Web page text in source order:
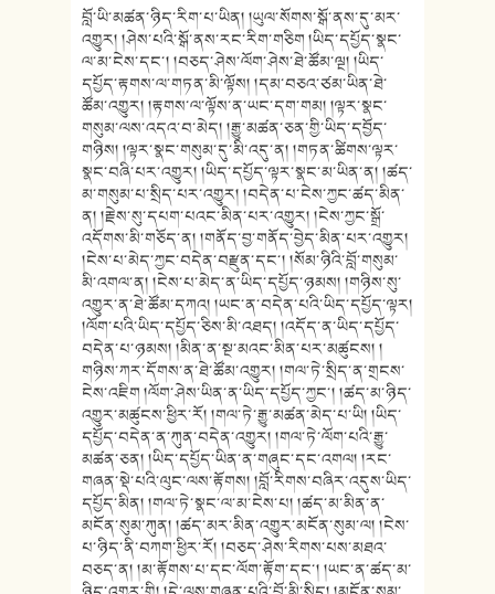
བློ་ཡི་མཚན་ཉིད་རིག་པ་ཡིན། །ཡུལ་སོགས་སྒོ་ནས་དུ་མར་
འགྱུར། །ཤེས་པའི་སྒོ་ནས་རང་རིག་གཅིག །ཡིད་དཔྱོད་སྣང་
ལ་མ་ངེས་དང་། །བཅད་ཤེས་ལོག་ཤེས་ཐེ་ཚོམ་ལྔ། །ཡིད་
དཔྱོད་རྟགས་ལ་གཏན་མི་ལྟོས། །དམ་བཅའ་ཙམ་ཡིན་ཐེ་
ཚོམ་འགྱུར། །རྟགས་ལ་ལྟོས་ན་ཡང་དག་གམ། །ལྟར་སྣང་
གསུམ་ལས་འདའ་བ་མེད། །རྒྱུ་མཚན་ཅན་གྱི་ཡིད་དབྱོད་
གཉིས། །ལྟར་སྣང་གསུམ་དུ་མི་འདུ་ན། །གཏན་ཚིགས་ལྟར་
སྣང་བཞི་པར་འགྱུར། །ཡིད་དཔྱོད་ལྟར་སྣང་མ་ཡིན་ན། །ཚད་
མ་གསུམ་པ་སྲིད་པར་འགྱུར། །བདེན་པ་ངེས་ཀྱང་ཚད་མིན་
ན། །རྗེས་སུ་དཔག་པའང་མིན་པར་འགྱུར། །ངེས་ཀྱང་སྒྲོ་
འདོགས་མི་གཅོད་ན། །གནོད་བྱ་གནོད་བྱེད་མིན་པར་འགྱུར།
།ངེས་པ་མེད་ཀྱང་བདེན་བརྫུན་དང་། །སོམ་ཉིའི་བློ་གསུམ་
མི་འགལ་ན། །ངེས་པ་མེད་ན་ཡིད་དཔྱོད་ཉམས། །གཉིས་སུ་
འགྱུར་ན་ཐེ་ཚོམ་དཀའ། །ཡང་ན་བདེན་པའི་ཡིད་དཔྱོད་ལྟར།
།ལོག་པའི་ཡིད་དཔྱོད་ཅིས་མི་འཐད། །འདོད་ན་ཡིད་དཔྱོད་
བདེན་པ་ཉམས། །མིན་ན་སྔ་མའང་མིན་པར་མཚུངས། །
གཉིས་ཀར་དོགས་ན་ཐེ་ཚོམ་འགྱུར། །གལ་ཏེ་སྲིད་ན་གྲངས་
ངེས་འཇིག །ལོག་ཤེས་ཡིན་ན་ཡིད་དཔྱོད་ཀྱང་། །ཚད་མ་ཉིད་
འགྱུར་མཚུངས་ཕྱིར་རོ། །གལ་ཏེ་རྒྱུ་མཚན་མེད་པ་ཡི། །ཡིད་
དཔྱོད་བདེན་ན་ཀུན་བདེན་འགྱུར། །གལ་ཏེ་ལོག་པའི་རྒྱུ་
མཚན་ཅན། །ཡིད་དཔྱོད་ཡིན་ན་གཞུང་དང་འགལ། །རང་
གཞན་སྡེ་པའི་ལུང་ལས་རྟོགས། །བློ་རིགས་བཞིར་འདུས་ཡིད་
དཔྱོད་མིན། །གལ་ཏེ་སྣང་ལ་མ་ངེས་པ། །ཚད་མ་མིན་ན་
མངོན་སུམ་ཀུན། །ཚད་མར་མིན་འགྱུར་མངོན་སུམ་ལ། །ངེས་
པ་ཉིད་ནི་བཀག་ཕྱིར་རོ། །བཅད་ཤེས་རིགས་པས་མཐའ་
བཅད་ན། །མ་རྟོགས་པ་དང་ལོག་རྟོག་དང་། །ཡང་ན་ཚད་མ་